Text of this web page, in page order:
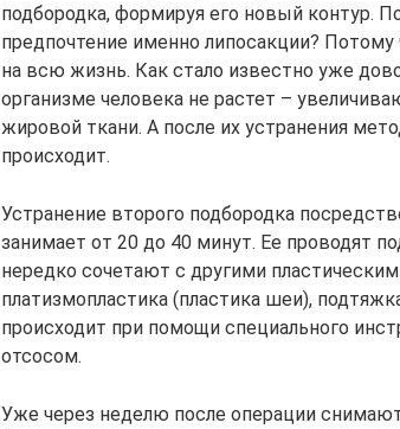
подбородка, формируя его новый контур.
предпочтение именно липосакции? Потому
на всю жизнь. Как стало известно уже
организме человека не растет –
жировой ткани. А после их устранения
происходит.
Устранение второго подбородка
занимает от 20 до 40 минут. Ее проводят
нередко сочетают с другими
платизмопластика (пластика шеи),
происходит при помощи специального
отсосом.
Уже через неделю после операции